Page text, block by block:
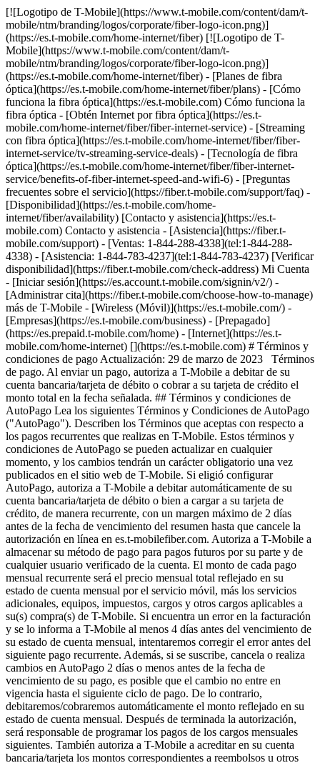
[![Logotipo de T-Mobile](https://www.t-mobile.com/content/dam/t-
mobile/ntm/branding/logos/corporate/fiber-logo-icon.png)]
(https://es.t-mobile.com/home-internet/fiber) [![Logotipo de T-
Mobile](https://www.t-mobile.com/content/dam/t-
mobile/ntm/branding/logos/corporate/fiber-logo-icon.png)]
(https://es.t-mobile.com/home-internet/fiber) - [Planes de fibra
óptica](https://es.t-mobile.com/home-internet/fiber/plans) - [Cómo
funciona la fibra óptica](https://es.t-mobile.com) Cómo funciona la
fibra óptica - [Obtén Internet por fibra óptica](https://es.t-
mobile.com/home-internet/fiber/fiber-internet-service) - [Streaming
con fibra óptica](https://es.t-mobile.com/home-internet/fiber/fiber-
internet-service/tv-streaming-service-deals) - [Tecnología de fibra
óptica](https://es.t-mobile.com/home-internet/fiber/fiber-internet-
service/benefits-of-fiber-internet-speed-and-wifi-6) - [Preguntas
frecuentes sobre el servicio](https://fiber.t-mobile.com/support/faq) -
[Disponibilidad](https://es.t-mobile.com/home-
internet/fiber/availability) [Contacto y asistencia](https://es.t-
mobile.com) Contacto y asistencia - [Asistencia](https://fiber.t-
mobile.com/support) - [Ventas: 1-844-288-4338](tel:1-844-288-
4338) - [Asistencia: 1-844-783-4237](tel:1-844-783-4237) [Verificar
disponibilidad](https://fiber.t-mobile.com/check-address) Mi Cuenta
- [Iniciar sesión](https://es.account.t-mobile.com/signin/v2/) -
[Administrar cita](https://fiber.t-mobile.com/choose-how-to-manage)
más de T-Mobile - [Wireless (Móvil)](https://es.t-mobile.com/) -
[Empresas](https://es.t-mobile.com/business) - [Prepagado]
(https://es.prepaid.t-mobile.com/home) - [Internet](https://es.t-
mobile.com/home-internet) [](https://es.t-mobile.com) # Términos y
condiciones de pago Actualización: 29 de marzo de 2023 Términos
de pago. Al enviar un pago, autoriza a T-Mobile a debitar de su
cuenta bancaria/tarjeta de débito o cobrar a su tarjeta de crédito el
monto total en la fecha señalada. ## Términos y condiciones de
AutoPago Lea los siguientes Términos y Condiciones de AutoPago
("AutoPago"). Describen los Términos que aceptas con respecto a
los pagos recurrentes que realizas en T-Mobile. Estos términos y
condiciones de AutoPago se pueden actualizar en cualquier
momento, y los cambios tendrán un carácter obligatorio una vez
publicados en el sitio web de T-Mobile. Si eligió configurar
AutoPago, autoriza a T-Mobile a debitar automáticamente de su
cuenta bancaria/tarjeta de débito o bien a cargar a su tarjeta de
crédito, de manera recurrente, con un margen máximo de 2 días
antes de la fecha de vencimiento del resumen hasta que cancele la
autorización en línea en es.t-mobilefiber.com. Autoriza a T-Mobile a
almacenar su método de pago para pagos futuros por su parte y de
cualquier usuario verificado de la cuenta. El monto de cada pago
mensual recurrente será el precio mensual total reflejado en su
estado de cuenta mensual por el servicio móvil, más los servicios
adicionales, equipos, impuestos, cargos y otros cargos aplicables a
su(s) compra(s) de T-Mobile. Si encuentra un error en la facturación
y se lo informa a T-Mobile al menos 4 días antes del vencimiento de
su estado de cuenta mensual, intentaremos corregir el error antes del
siguiente pago recurrente. Además, si se suscribe, cancela o realiza
cambios en AutoPago 2 días o menos antes de la fecha de
vencimiento de su pago, es posible que el cambio no entre en
vigencia hasta el siguiente ciclo de pago. De lo contrario,
debitaremos/cobraremos automáticamente el monto reflejado en su
estado de cuenta mensual. Después de terminada la autorización,
será responsable de programar los pagos de los cargos mensuales
siguientes. También autoriza a T-Mobile a acreditar en su cuenta
bancaria/tarjeta los montos correspondientes a reembolsos u otros